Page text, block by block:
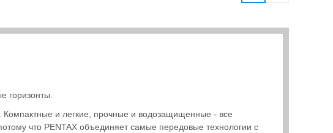
горизонты.
и легкие, прочные и водозащищенные - все
что PENTAX объединяет самые передовые технологии с